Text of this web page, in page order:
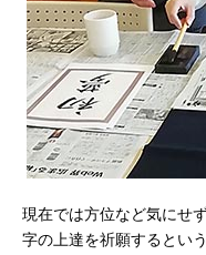
現在では方位など気にせず
字の上達を祈願するとい